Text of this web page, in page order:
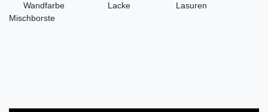
Wandfarbe Lacke Lasuren
Mischborste